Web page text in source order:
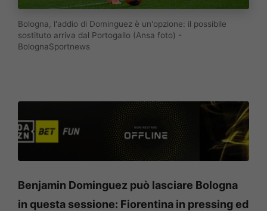
Bologna, l'addio di Dominguez è un'opzione: il possibile
sostituto arriva dal Portogallo (Ansa foto) -
BolognaSportnews
Benjamin Dominguez può lasciare Bologna
in questa sessione: Fiorentina in pressing ed